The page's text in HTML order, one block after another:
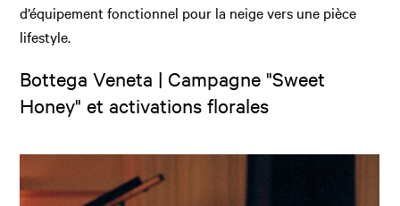
d’équipement fonctionnel pour la neige vers une pièce
lifestyle.
Bottega Veneta | Campagne "Sweet
Honey" et activations florales